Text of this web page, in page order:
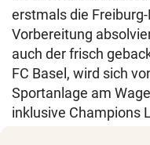
erstmals die
Vorbereitung
auch der frisch
FC Basel, wird sich
Sportanlage am
inklusive Champions